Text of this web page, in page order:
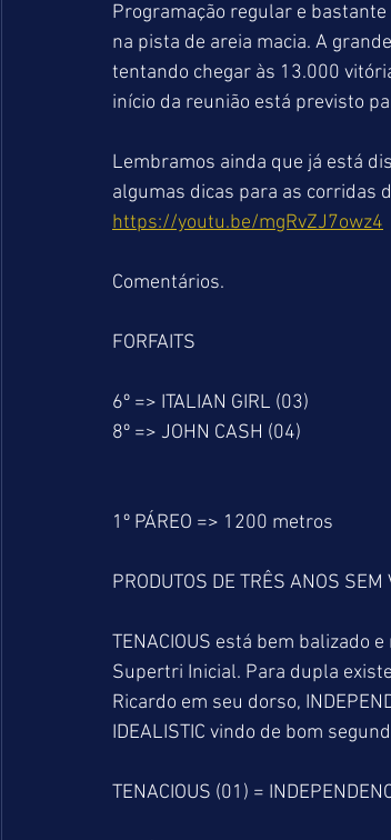
Programação regular e
na pista de areia macia. A
tentando chegar às 13.000
início da reunião está previsto
Lembramos ainda que já está
algumas dicas para as corridas
https://youtu.be/mgRvZJ7owz4
Comentários.
FORFAITS
6º => ITALIAN GIRL (03)
8º => JOHN CASH (04)
1º PÁREO => 1200 metros
PRODUTOS DE TRÊS ANOS
TENACIOUS está bem balizado
Supertri Inicial. Para dupla
Ricardo em seu dorso,
IDEALISTIC vindo de bom
TENACIOUS (01) =